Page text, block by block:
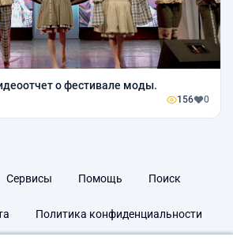
о фестивале моды.
156 0
Сервисы Помощь Поиск
Политика конфиденциальности